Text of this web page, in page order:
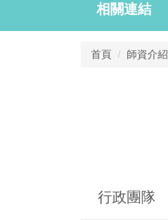
相關連結
首頁 師資介紹
行政團隊